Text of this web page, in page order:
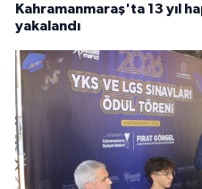
Kahramanmaraş'ta 13 yıl
yakalandı